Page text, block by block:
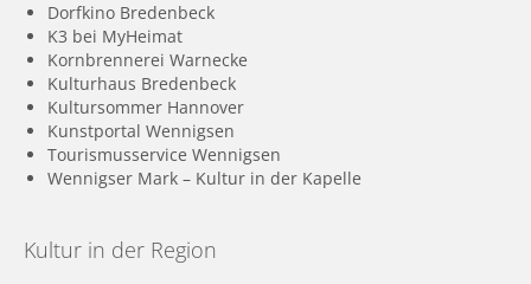
Dorfkino Bredenbeck
K3 bei MyHeimat
Kornbrennerei Warnecke
Kulturhaus Bredenbeck
Kultursommer Hannover
Kunstportal Wennigsen
Tourismusservice Wennigsen
Wennigser Mark – Kultur in der Kapelle
Kultur in der Region